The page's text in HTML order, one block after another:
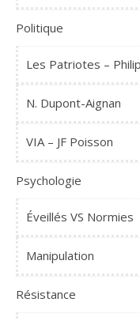
Politique
Les Patriotes –
N. Dupont-Aignan
VIA – JF Poisson
Psychologie
Éveillés VS Normies
Manipulation
Résistance